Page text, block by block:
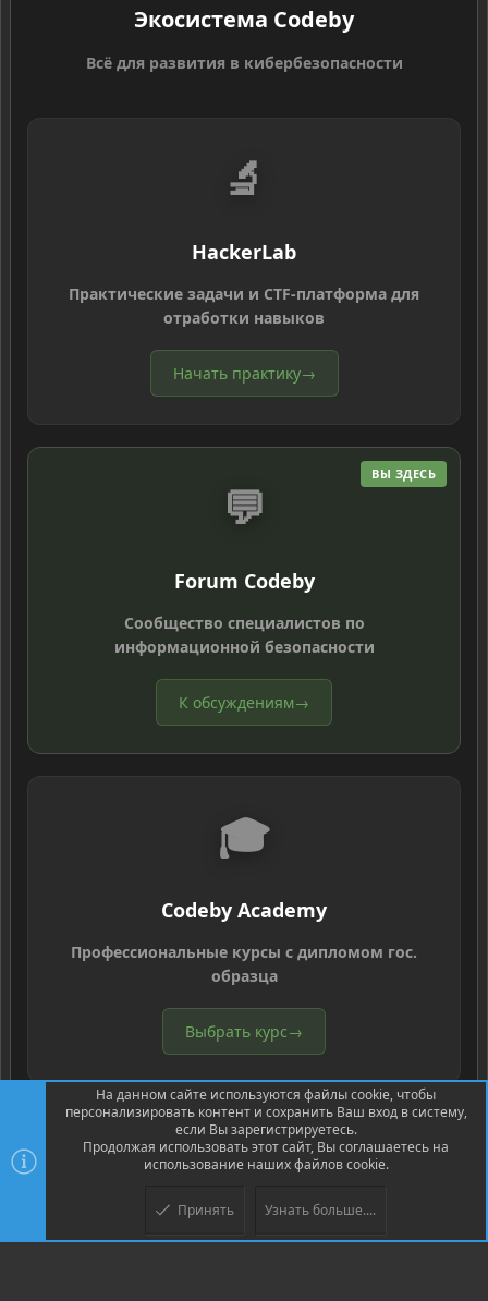
Экосистема Codeby
Всё для развития в кибербезопасности
🔬
HackerLab
Практические задачи и CTF-платформа для
отработки навыков
Начать практику→
ВЫ ЗДЕСЬ
💬
Forum Codeby
Сообщество специалистов по
информационной безопасности
К обсуждениям→
🎓
Codeby Academy
Профессиональные курсы с дипломом гос.
образца
Выбрать курс→
Community platform by XenForo ® © 2010-2026 XenForo Ltd.
© Jason Axelrod of 8WAYRUN
На данном сайте используются файлы cookie, чтобы
персонализировать контент и сохранить Ваш вход в систему,
если Вы зарегистрируетесь.
Продолжая использовать этот сайт, Вы соглашаетесь на
использование наших файлов cookie.
Принять Узнать больше....